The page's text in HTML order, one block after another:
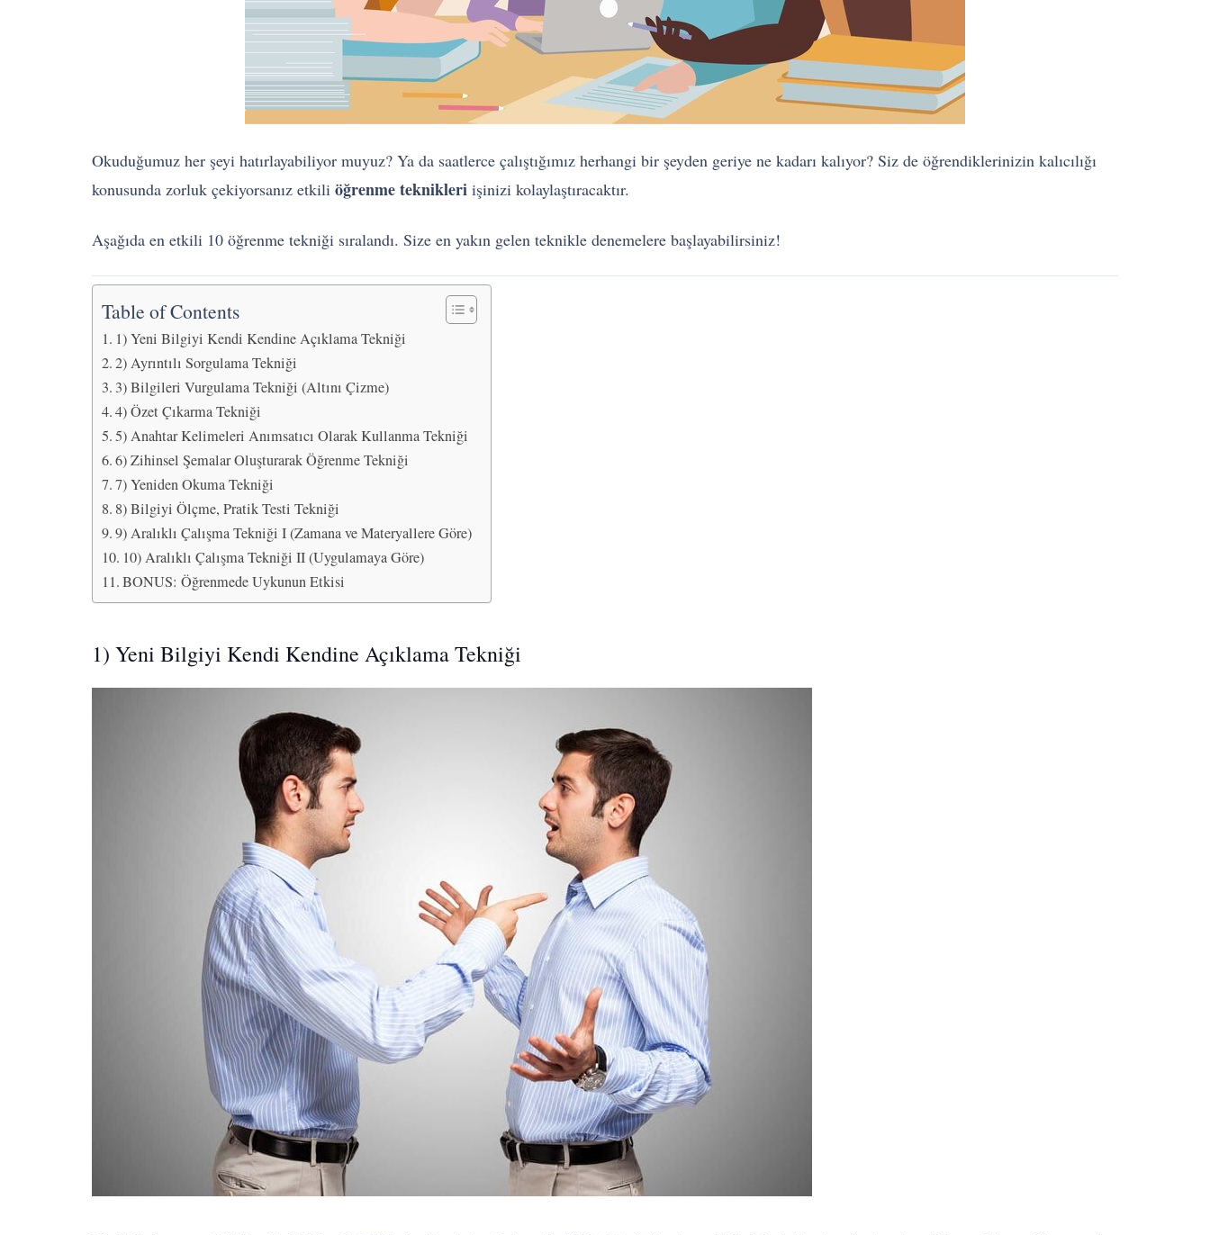
Okuduğumuz her şeyi hatırlayabiliyor muyuz? Ya da saatlerce çalıştığımız herhangi bir şeyden geriye ne kadarı kalıyor? Siz de öğrendiklerinizin kalıcılığı
konusunda zorluk çekiyorsanız etkili öğrenme teknikleri işinizi kolaylaştıracaktır.
Aşağıda en etkili 10 öğrenme tekniği sıralandı. Size en yakın gelen teknikle denemelere başlayabilirsiniz!
Table of Contents
1) Yeni Bilgiyi Kendi Kendine Açıklama Tekniği
2) Ayrıntılı Sorgulama Tekniği
3) Bilgileri Vurgulama Tekniği (Altını Çizme)
4) Özet Çıkarma Tekniği
5) Anahtar Kelimeleri Anımsatıcı Olarak Kullanma Tekniği
6) Zihinsel Şemalar Oluşturarak Öğrenme Tekniği
7) Yeniden Okuma Tekniği
8) Bilgiyi Ölçme, Pratik Testi Tekniği
9) Aralıklı Çalışma Tekniği I (Zamana ve Materyallere Göre)
10) Aralıklı Çalışma Tekniği II (Uygulamaya Göre)
BONUS: Öğrenmede Uykunun Etkisi
1) Yeni Bilgiyi Kendi Kendine Açıklama Tekniği